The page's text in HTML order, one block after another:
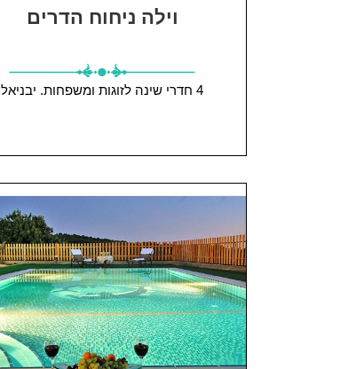
וילה ניחוח הדרים
4 חדרי שינה לזוגות ומשפחות. יבניאל